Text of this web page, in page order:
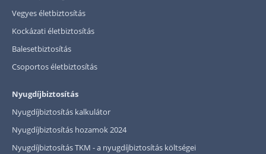
Vegyes életbiztosítás
Kockázati életbiztosítás
Balesetbiztosítás
Csoportos életbiztosítás
Nyugdíjbiztosítás
Nyugdíjbiztosítás kalkulátor
Nyugdíjbiztosítás hozamok 2024
Nyugdíjbiztosítás TKM - a nyugdíjbiztosítás költségei